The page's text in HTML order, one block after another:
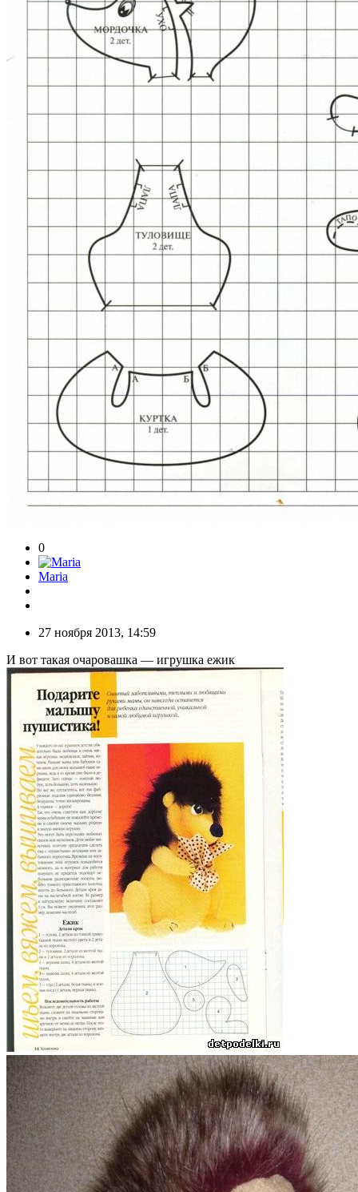
0
Maria
27 ноября 2013, 14:59
И вот такая очаровашка — игрушка ежик